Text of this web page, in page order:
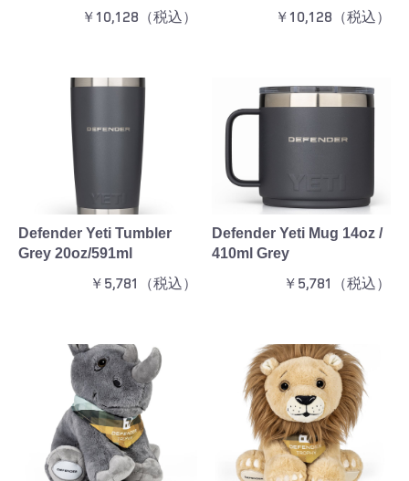
￥10,128（税込） ￥10,128（税込）
Defender Yeti Tumbler
Grey 20oz/591ml
￥5,781（税込）
Defender Yeti Mug 14oz /
410ml Grey
￥5,781（税込）